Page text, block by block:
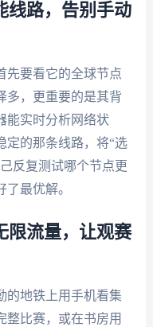
线路，告别手动
先要看它的全球节点
多，更重要的是其背
能实时分析网络状
定的那条线路，将“选
反复测试哪个节点更
最优解。
限流量，让观赛
的地铁上用手机看集
整比赛，或在书房用